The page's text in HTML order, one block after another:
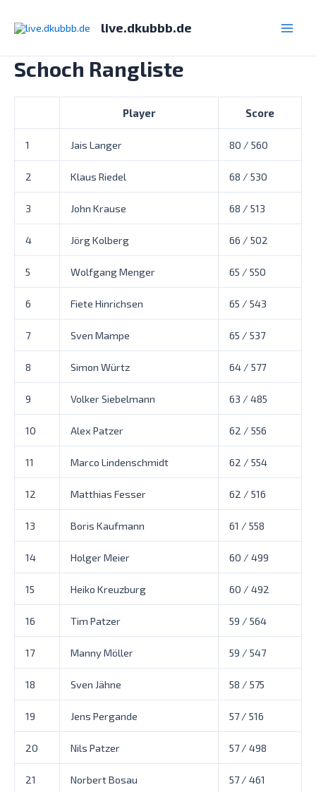
Inhalt
live.dkubbb.de
Schoch Rangliste
Player Score
1 Jais Langer 80 / 560
2 Klaus Riedel 68 / 530
3 John Krause 68 / 513
4 Jörg Kolberg 66 / 502
5 Wolfgang Menger 65 / 550
6 Fiete Hinrichsen 65 / 543
7 Sven Mampe 65 / 537
8 Simon Würtz 64 / 577
9 Volker Siebelmann 63 / 485
10 Alex Patzer 62 / 556
11 Marco Lindenschmidt 62 / 554
12 Matthias Fesser 62 / 516
13 Boris Kaufmann 61 / 558
14 Holger Meier 60 / 499
15 Heiko Kreuzburg 60 / 492
16 Tim Patzer 59 / 564
17 Manny Möller 59 / 547
18 Sven Jähne 58 / 575
19 Jens Pergande 57 / 516
20 Nils Patzer 57 / 498
21 Norbert Bosau 57 / 461